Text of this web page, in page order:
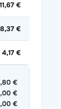
11,67 €
8,37 €
4,17 €
€
€
€